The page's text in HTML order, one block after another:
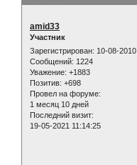
amid33
Участник
Зарегистрирован: 10-08-2010
Сообщений: 1224
Уважение: +1883
Позитив: +698
Провел на форуме:
1 месяц 10 дней
Последний визит:
19-05-2021 11:14:25